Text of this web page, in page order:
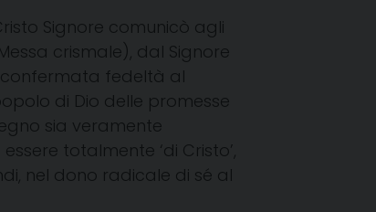
Signore comunicò agli
crismale), dal Signore
confermata fedeltà al
di Dio delle promesse
sia veramente
totalmente ‘di Cristo’,
nel dono radicale di sé al